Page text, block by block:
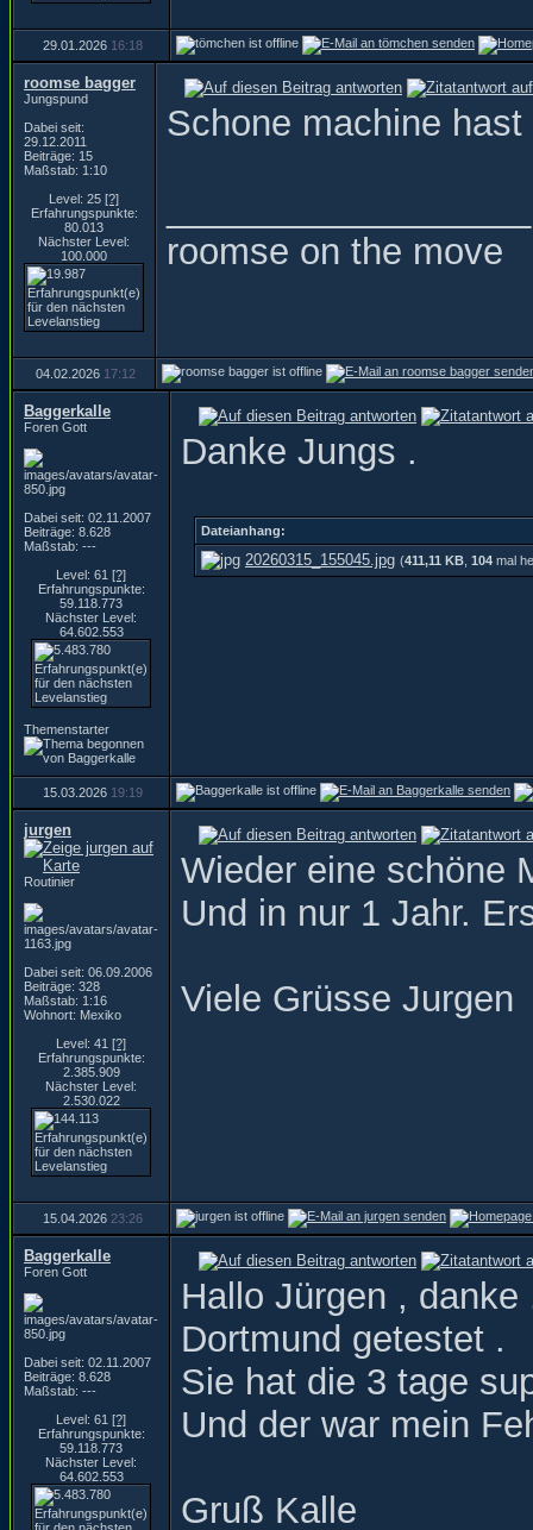
29.01.2026 16:18
roomse bagger
Jungspund
Dabei seit:
29.12.2011
Beiträge: 15
Maßstab: 1:10
Level: 25 [?]
Erfahrungspunkte:
80.013
Nächster Level:
100.000
Schone machine
roomse on the move
04.02.2026 17:12
Baggerkalle
Foren Gott
Dabei seit: 02.11.2007
Beiträge: 8.628
Maßstab: ---
Level: 61 [?]
Erfahrungspunkte:
59.118.773
Nächster Level:
64.602.553
Themenstarter
Danke Jungs .
Dateianhang:
20260315_155045.jpg (411,11 KB 104 mal
15.03.2026 19:19
jurgen
Routinier
Dabei seit: 06.09.2006
Beiträge: 328
Maßstab: 1:16
Wohnort: Mexiko
Level: 41 [?]
Erfahrungspunkte:
2.385.909
Nächster Level:
2.530.022
Wieder eine schöne
Und in nur 1 Jahr.
Viele Grüsse Jurgen
15.04.2026 23:26
Baggerkalle
Foren Gott
Dabei seit: 02.11.2007
Beiträge: 8.628
Maßstab: ---
Level: 61 [?]
Erfahrungspunkte:
59.118.773
Nächster Level:
64.602.553
Hallo Jürgen ,
Dortmund getestet .
Sie hat die 3 tage
Und der war mein
Gruß Kalle